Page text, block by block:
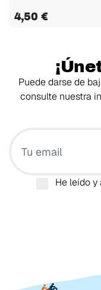
4,50 €
Puede darse de
consulte nuestra
He leído